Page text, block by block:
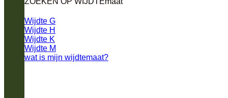
Wijdte G
Wijdte H
Wijdte K
Wijdte M
wat is mijn wijdtemaat?